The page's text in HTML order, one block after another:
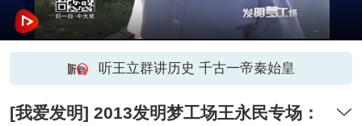
听王立群讲历史 千古一帝秦始皇
[我爱发明] 2013发明梦工场王永民专场：